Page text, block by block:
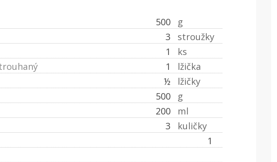
500
g
3
stroužky
1
ks
1 lžička
½ lžičky
500
g
200
ml
3
kuličky
1